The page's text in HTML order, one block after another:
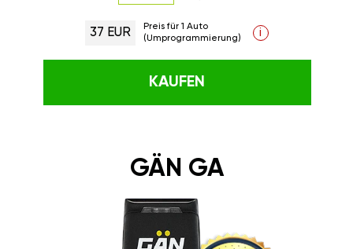
37 EUR
Preis für 1 Auto
(Umprogrammierung)
i
KAUFEN
GÄN GA